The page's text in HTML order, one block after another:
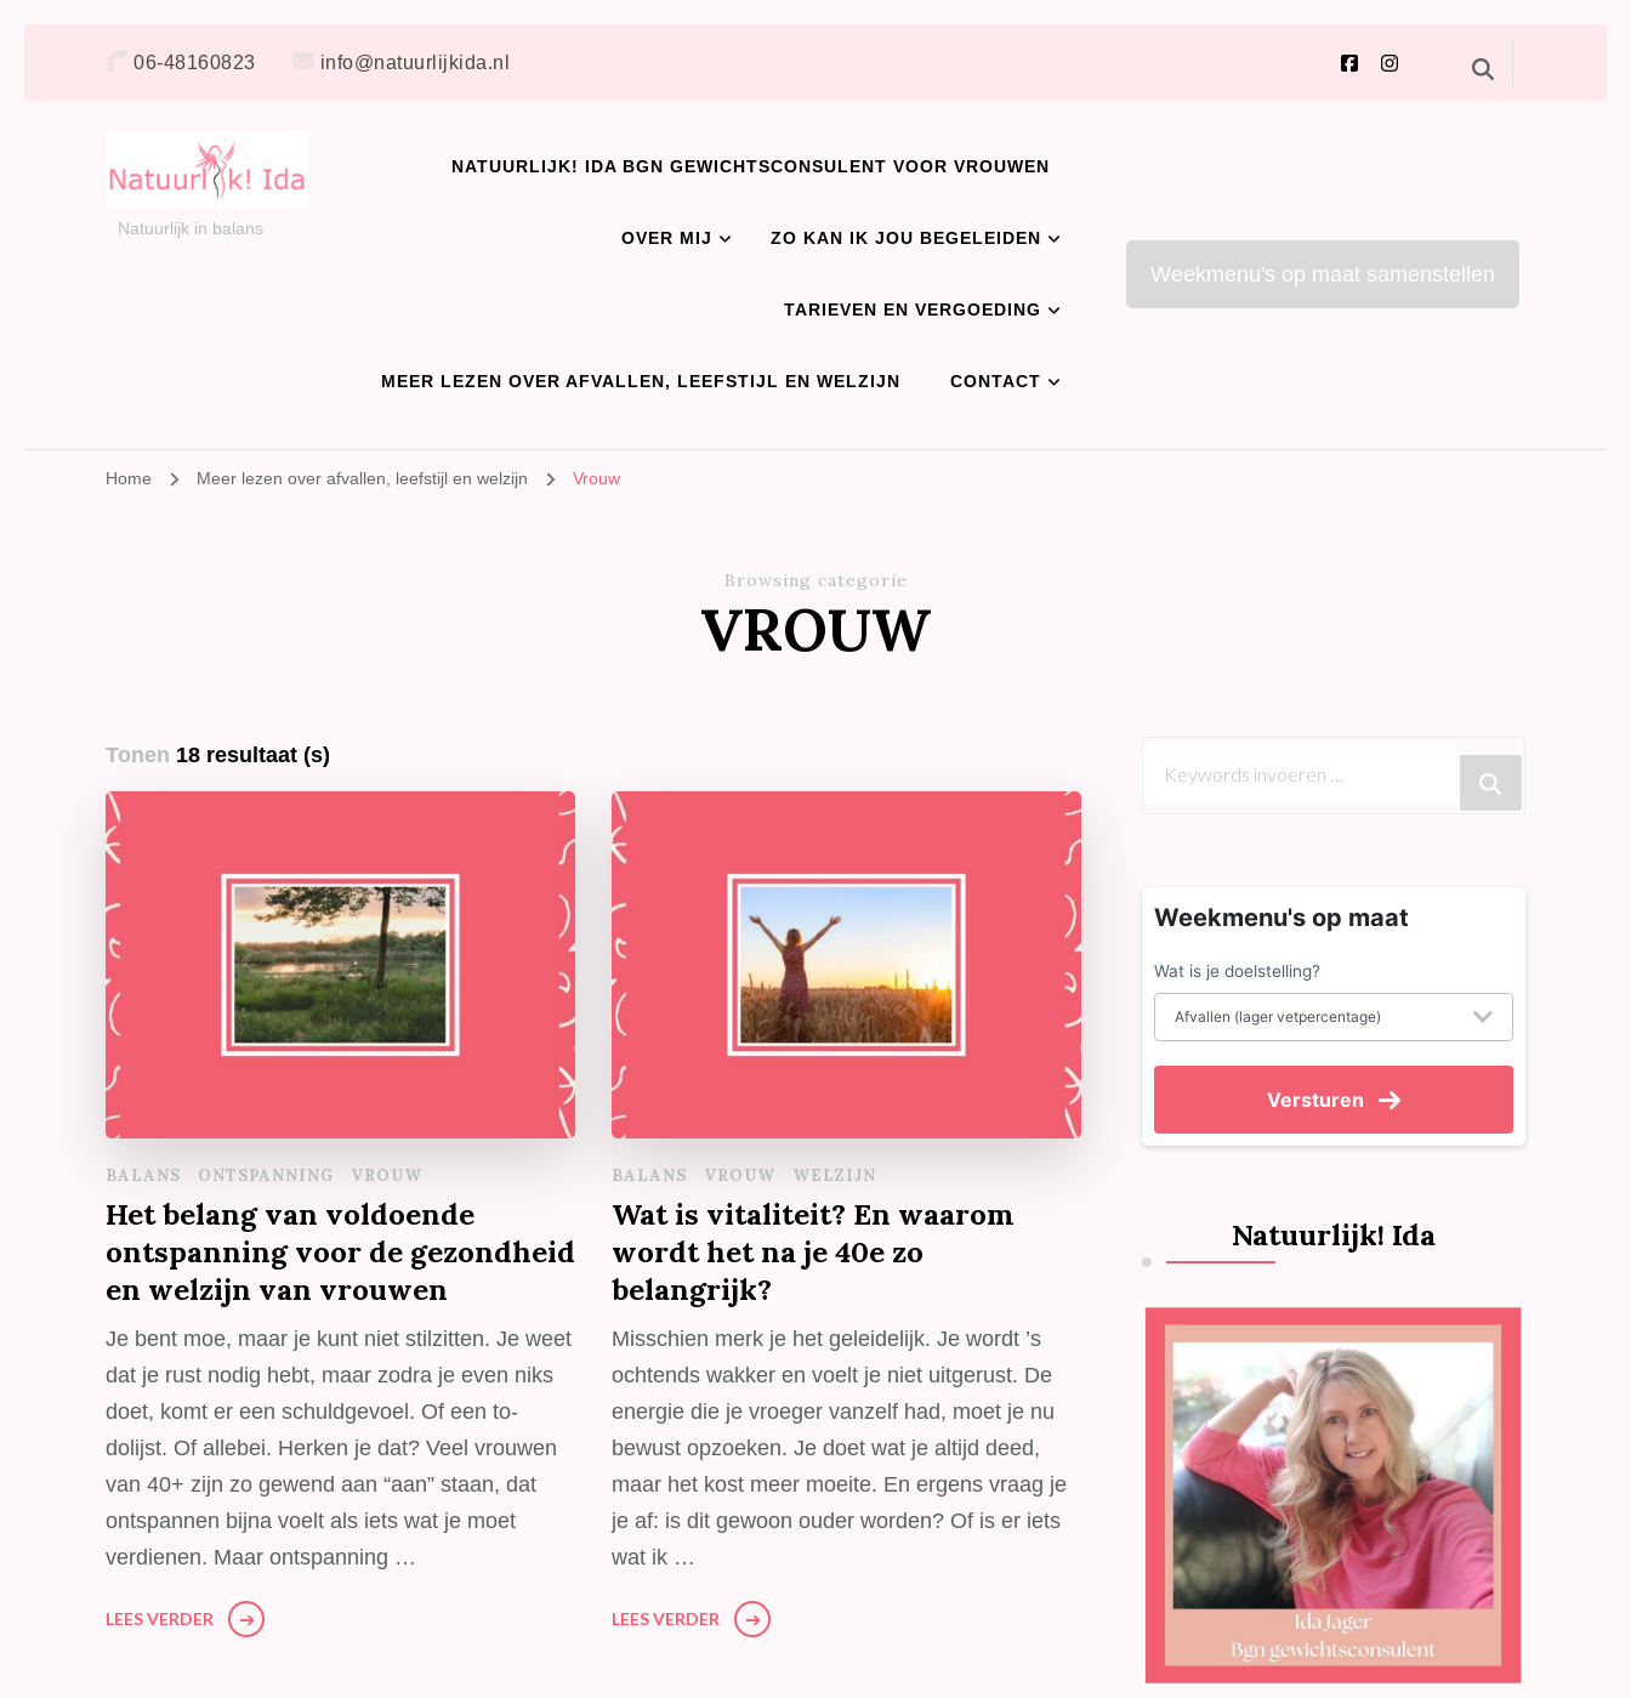
06-48160823 info@natuurlijkida.nl
Natuurlijk in balans
NATUURLIJK! IDA BGN GEWICHTSCONSULENT VOOR VROUWEN
OVER MIJ ZO KAN IK JOU BEGELEIDEN
TARIEVEN EN VERGOEDING
MEER LEZEN OVER AFVALLEN, LEEFSTIJL EN WELZIJN CONTACT
Weekmenu's op maat samenstellen
Home Meer lezen over afvallen, leefstijl en welzijn Vrouw
Browsing categorie
VROUW
Tonen 18 resultaat (s)
BALANS ONTSPANNING VROUW
Het belang van voldoende
ontspanning voor de gezondheid
en welzijn van vrouwen
Je bent moe, maar je kunt niet stilzitten. Je weet
dat je rust nodig hebt, maar zodra je even niks
doet, komt er een schuldgevoel. Of een to-
dolijst. Of allebei. Herken je dat? Veel vrouwen
van 40+ zijn zo gewend aan “aan” staan, dat
ontspannen bijna voelt als iets wat je moet
verdienen. Maar ontspanning …
LEES VERDER
BALANS VROUW WELZIJN
Wat is vitaliteit? En waarom
wordt het na je 40e zo
belangrijk?
Misschien merk je het geleidelijk. Je wordt ’s
ochtends wakker en voelt je niet uitgerust. De
energie die je vroeger vanzelf had, moet je nu
bewust opzoeken. Je doet wat je altijd deed,
maar het kost meer moeite. En ergens vraag je
je af: is dit gewoon ouder worden? Of is er iets
wat ik …
LEES VERDER
zoek
Weekmenu's op maat
Wat is je doelstelling?
Versturen
Natuurlijk! Ida